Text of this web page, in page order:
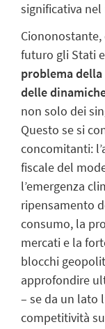
significativa
futuro gli Stati
problema
delle
non solo dei
Questo se si
concomitanti:
fiscale del
l’emergenza
ripensamento
consumo, la
mercati e la
blocchi
approfondire
– se da un lato
competitività